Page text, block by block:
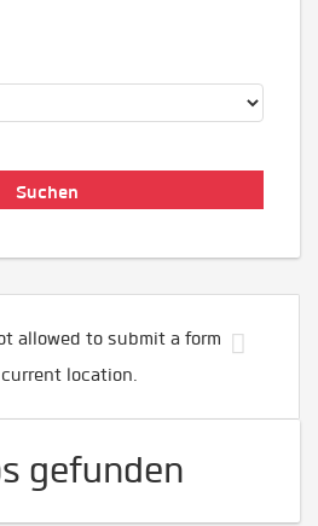
allowed to submit a form
location.
gefunden